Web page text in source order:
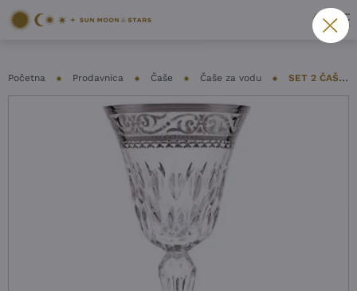
Početna Prodavnica Čaše Čaše za vodu SET 2 ČAŠE SAINT LOUIS – STELLA PLATINE